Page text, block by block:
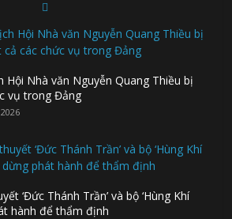
Hội Nhà văn Nguyễn Quang Thiều bị
vụ trong Đảng
‘Đức Thánh Trần’ và bộ ‘Hùng Khí
hành để thẩm định